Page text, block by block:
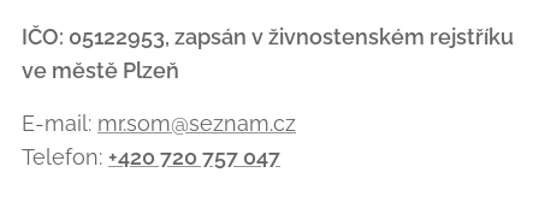
IČO: 05122953, zapsán v živnostenském rejstříku
ve městě Plzeň
E-mail: mr.som@seznam.cz
Telefon: +420 720 757 047